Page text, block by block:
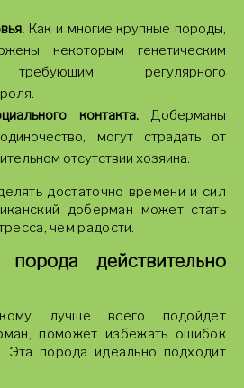
Как и многие крупные породы,
некоторым генетическим
требующим регулярного
контакта.Доберманы
могут страдать от
отсутствии хозяина.
достаточно времени и сил
доберман может стать
чем радости.
действительно
лучше всего подойдет
поможет избежать ошибок
Эта порода идеально подходит